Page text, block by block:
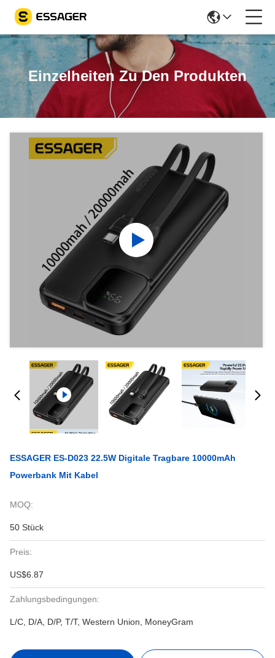
Einzelheiten Zu Den Produkten
ESSAGER ES-D023 22.5W Digitale Tragbare 10000mAh
Powerbank Mit Kabel
MOQ:
50 Stück
Preis:
US$6.87
Zahlungsbedingungen:
L/C, D/A, D/P, T/T, Western Union, MoneyGram